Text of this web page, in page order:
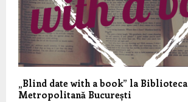
„Blind date with a book” la Biblioteca
Metropolitană București